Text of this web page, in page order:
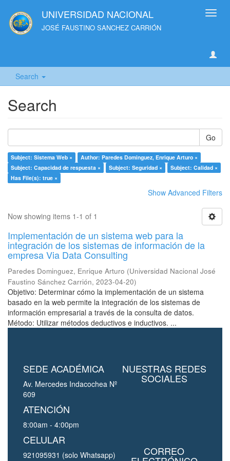
UNIVERSIDAD NACIONAL
JOSÉ FAUSTINO SANCHEZ CARRIÓN
Search
Search
Go
Subject: Sistema Web ×
Author: Paredes Dominguez, Enrique Arturo ×
Subject: Capacidad de respuesta ×
Subject: Seguridad ×
Subject: Calidad ×
Has File(s): true ×
Show Advanced Filters
Now showing items 1-1 of 1
Implementación de un sistema web para la
integración de los sistemas de información de la
empresa Via Data Consulting
Paredes Dominguez, Enrique Arturo (Universidad Nacional José
Faustino Sánchez Carrión, 2023-04-20)
Objetivo: Determinar cómo la implementación de un sistema
basado en la web permite la integración de los sistemas de
información empresarial a través de la consulta de datos.
Método: Utilizar métodos deductivos e inductivos. ...
SEDE ACADÉMICA
Av. Mercedes Indacochea Nº
609
ATENCIÓN
8:00am - 4:00pm
CELULAR
921095931 (solo Whatsapp)
NUESTRAS REDES
SOCIALES
CORREO